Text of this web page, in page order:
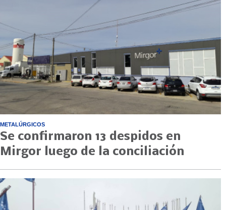
METALÚRGICOS
Se confirmaron 13 despidos en
Mirgor luego de la conciliación